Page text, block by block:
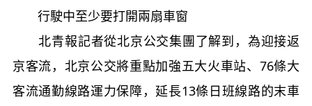
行駛中至少要打開兩扇車窗
北青報記者從北京公交集團了解到，為迎接返
京客流，北京公交將重點加強五大火車站、76條大
客流通勤線路運力保障，延長13條日班線路的末車